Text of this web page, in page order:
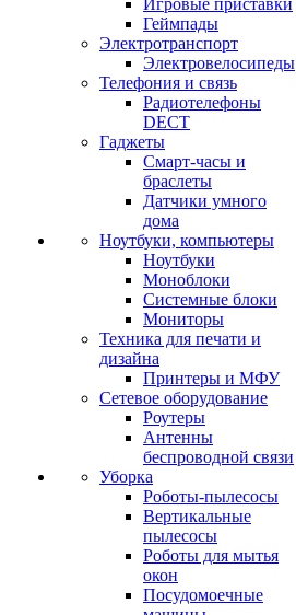
Игровые приставки
Геймпады
Электротранспорт
Электровелосипеды
Телефония и связь
Радиотелефоны
DECT
Гаджеты
Смарт-часы и
браслеты
Датчики умного
дома
Ноутбуки, компьютеры
Ноутбуки
Моноблоки
Системные блоки
Мониторы
Техника для печати и
дизайна
Принтеры и МФУ
Сетевое оборудование
Роутеры
Антенны
беспроводной связи
Уборка
Роботы-пылесосы
Вертикальные
пылесосы
Роботы для мытья
окон
Посудомоечные